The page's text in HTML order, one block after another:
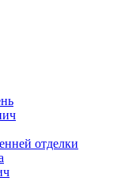
отделки